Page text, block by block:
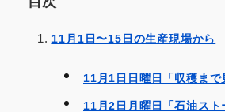
11月1日〜15日の生産現場から
11月1日日曜日「収穫まで
11月2日月曜日「石油スト